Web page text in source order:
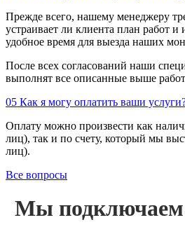
Прежде всего, нашему менеджеру
устраивает ли клиента план работ и
удобное время для выезда наших
После всех согласований наши
выполнят все описанные выше
05 Как я могу оплатить ваши
Оплату можно произвести как
лиц), так и по счету, который мы
лиц).
Все вопросы
Мы подключаем